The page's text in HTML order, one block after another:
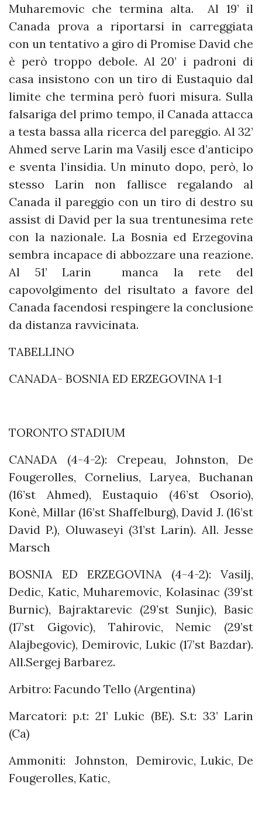
Muharemovic che termina alta. Al 19’ il
Canada prova a riportarsi in carreggiata
con un tentativo a giro di Promise David che
è però troppo debole. Al 20’ i padroni di
casa insistono con un tiro di Eustaquio dal
limite che termina però fuori misura. Sulla
falsariga del primo tempo, il Canada attacca
a testa bassa alla ricerca del pareggio. Al 32’
Ahmed serve Larin ma Vasilj esce d’anticipo
e sventa l’insidia. Un minuto dopo, però, lo
stesso Larin non fallisce regalando al
Canada il pareggio con un tiro di destro su
assist di David per la sua trentunesima rete
con la nazionale. La Bosnia ed Erzegovina
sembra incapace di abbozzare una reazione.
Al 51’ Larin manca la rete del
capovolgimento del risultato a favore del
Canada facendosi respingere la conclusione
da distanza ravvicinata.
TABELLINO
CANADA- BOSNIA ED ERZEGOVINA 1-1
TORONTO STADIUM
CANADA (4-4-2): Crepeau, Johnston, De
Fougerolles, Cornelius, Laryea, Buchanan
(16’st Ahmed), Eustaquio (46’st Osorio),
Konè, Millar (16’st Shaffelburg), David J. (16’st
David P.), Oluwaseyi (31’st Larin). All. Jesse
Marsch
BOSNIA ED ERZEGOVINA (4-4-2): Vasilj,
Dedic, Katic, Muharemovic, Kolasinac (39’st
Burnic), Bajraktarevic (29’st Sunjic), Basic
(17’st Gigovic), Tahirovic, Nemic (29’st
Alajbegovic), Demirovic, Lukic (17’st Bazdar).
All.Sergej Barbarez.
Arbitro: Facundo Tello (Argentina)
Marcatori: p.t: 21’ Lukic (BE). S.t: 33’ Larin
(Ca)
Ammoniti: Johnston, Demirovic, Lukic, De
Fougerolles, Katic,